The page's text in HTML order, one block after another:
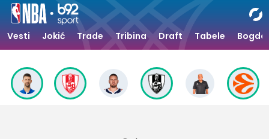
Vesti Jokić Trade Tribina Draft Tabele